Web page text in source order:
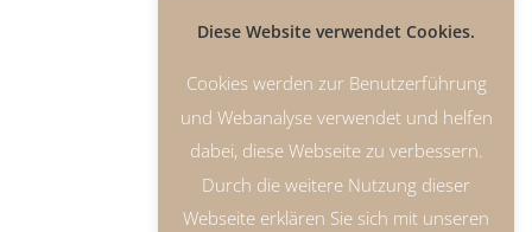
Diese Website verwendet Cookies.
Cookies werden zur Benutzerführung
und Webanalyse verwendet und helfen
dabei, diese Webseite zu verbessern.
Durch die weitere Nutzung dieser
Webseite erklären Sie sich mit unseren